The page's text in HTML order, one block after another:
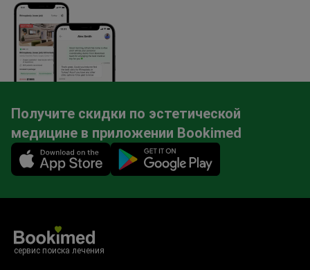
Получите скидки по эстетической
медицине в приложении Bookimed
Mobile app illustration
сервис поиска лечения